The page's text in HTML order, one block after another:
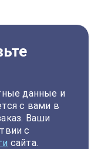
данные и
с вами в
Ваши
с
сайта.